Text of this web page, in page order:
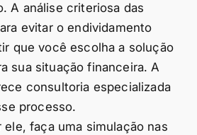
A análise criteriosa das
evitar o endividamento
que você escolha a solução
sua situação financeira. A
consultoria especializada
processo.
faça uma simulação nas